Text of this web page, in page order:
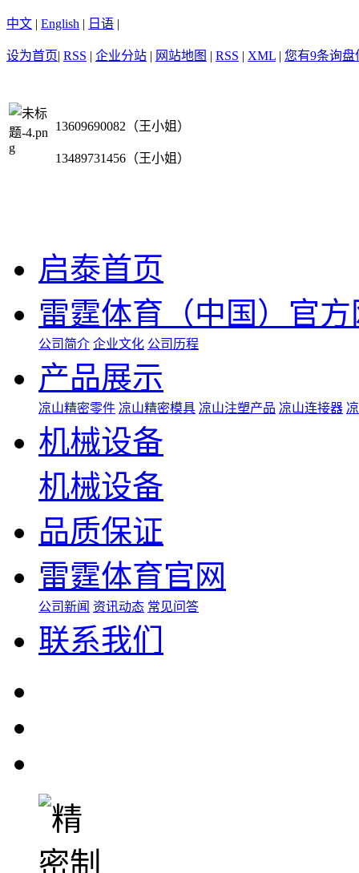
中文 | English | 日语 |
设为首页| RSS | 企业分站 | 网站地图 | RSS | XML | 您有9条询盘
13609690082（王小姐）
13489731456（王小姐）
启泰首页
雷霆体育（中国）官
公司简介 企业文化 公司历程
产品展示
凉山精密零件 凉山精密模具 凉山注塑产品 凉山连接器
机械设备
机械设备
品质保证
雷霆体育官网
公司新闻 资讯动态 常见问答
联系我们